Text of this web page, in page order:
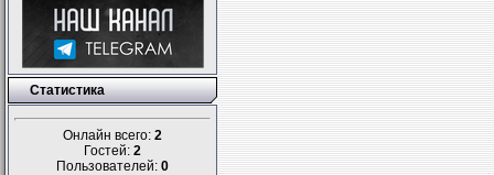
Статистика
Онлайн всего: 2
Гостей: 2
Пользователей: 0